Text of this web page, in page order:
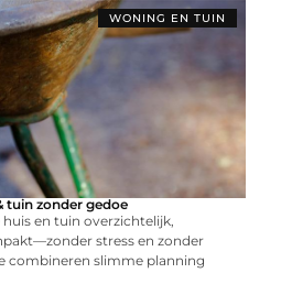
WONING EN TUIN
tuin zonder gedoe
huis en tuin overzichtelijk,
stress en zonder
combineren slimme planning